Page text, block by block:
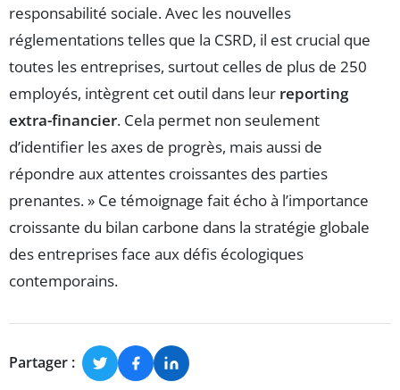
responsabilité sociale. Avec les nouvelles
réglementations telles que la CSRD, il est crucial que
toutes les entreprises, surtout celles de plus de 250
employés, intègrent cet outil dans leur reporting
extra-financier. Cela permet non seulement
d’identifier les axes de progrès, mais aussi de
répondre aux attentes croissantes des parties
prenantes. » Ce témoignage fait écho à l’importance
croissante du bilan carbone dans la stratégie globale
des entreprises face aux défis écologiques
contemporains.
Partager :